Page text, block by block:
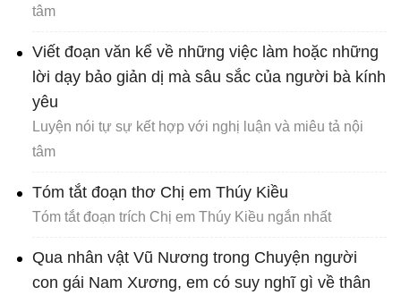
tâm
Viết đoạn văn kể về những việc làm hoặc những
lời dạy bảo giản dị mà sâu sắc của người bà kính
yêu
Luyện nói tự sự kết hợp với nghị luận và miêu tả nội
tâm
Tóm tắt đoạn thơ Chị em Thúy Kiều
Tóm tắt đoạn trích Chị em Thúy Kiều ngắn nhất
Qua nhân vật Vũ Nương trong Chuyện người
con gái Nam Xương, em có suy nghĩ gì về thân